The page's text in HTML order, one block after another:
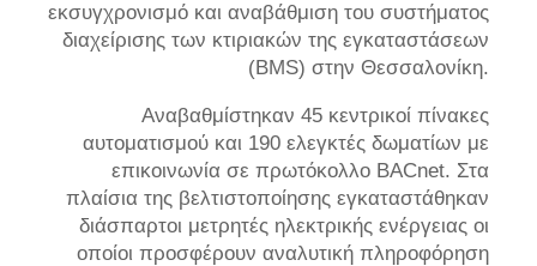
εκσυγχρονισμό και αναβάθμιση του συστήματος
διαχείρισης των κτιριακών της εγκαταστάσεων
(BMS) στην Θεσσαλονίκη.
Αναβαθμίστηκαν 45 κεντρικοί πίνακες
αυτοματισμού και 190 ελεγκτές δωματίων με
επικοινωνία σε πρωτόκολλο BACnet. Στα
πλαίσια της βελτιστοποίησης εγκαταστάθηκαν
διάσπαρτοι μετρητές ηλεκτρικής ενέργειας οι
οποίοι προσφέρουν αναλυτική πληροφόρηση